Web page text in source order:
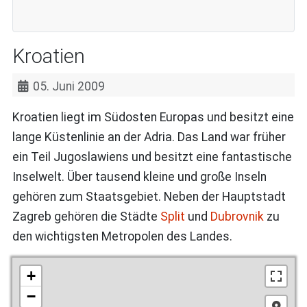
Kroatien
05. Juni 2009
Kroatien liegt im Südosten Europas und besitzt eine
lange Küstenlinie an der Adria. Das Land war früher
ein Teil Jugoslawiens und besitzt eine fantastische
Inselwelt. Über tausend kleine und große Inseln
gehören zum Staatsgebiet. Neben der Hauptstadt
Zagreb gehören die Städte Split und Dubrovnik zu
den wichtigsten Metropolen des Landes.
+
−